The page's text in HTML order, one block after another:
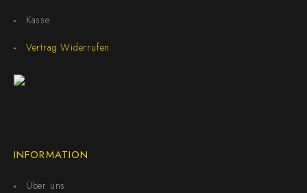
Kasse
Vertrag Widerrufen
INFORMATION
Über uns